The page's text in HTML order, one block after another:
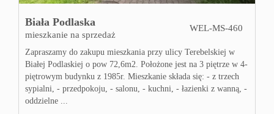
Biała Podlaska
mieszkanie na sprzedaż
WEL-MS-460
Zapraszamy do zakupu mieszkania przy ulicy Terebelskiej w
Białej Podlaskiej o pow 72,6m2. Położone jest na 3 piętrze w 4-
piętrowym budynku z 1985r. Mieszkanie składa się: - z trzech
sypialni, - przedpokoju, - salonu, - kuchni, - łazienki z wanną, -
oddzielne ...